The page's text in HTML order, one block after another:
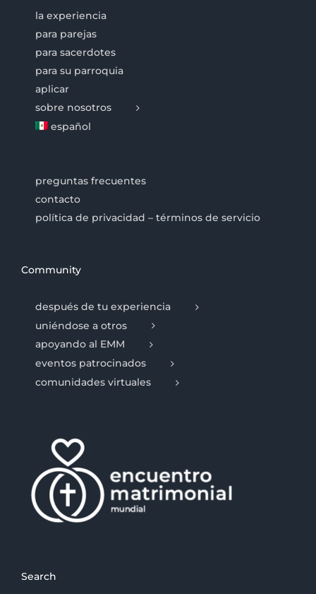
la experiencia
para parejas
para sacerdotes
para su parroquia
aplicar
sobre nosotros
español
preguntas frecuentes
contacto
política de privacidad – términos de servicio
Community
después de tu experiencia
uniéndose a otros
apoyando al EMM
eventos patrocinados
comunidades virtuales
Search